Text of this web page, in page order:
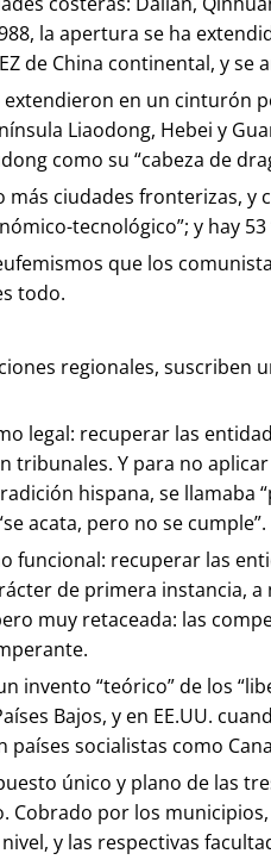
la apertura se ha
de China continental, y
en un cinturón
Liaodong, Hebei y
como su “cabeza de
más ciudades fronterizas, y
tecnológico”; y hay
que los
todo.
regionales, suscriben
legal: recuperar las
tribunales. Y para no
hispana, se
acata, pero no se cumple”.
funcional: recuperar las
de primera instancia, a
muy retaceada: las
invento “teórico” de los
Bajos, y en EE.UU.
socialistas como
único y plano de las
Cobrado por los
y las respectivas